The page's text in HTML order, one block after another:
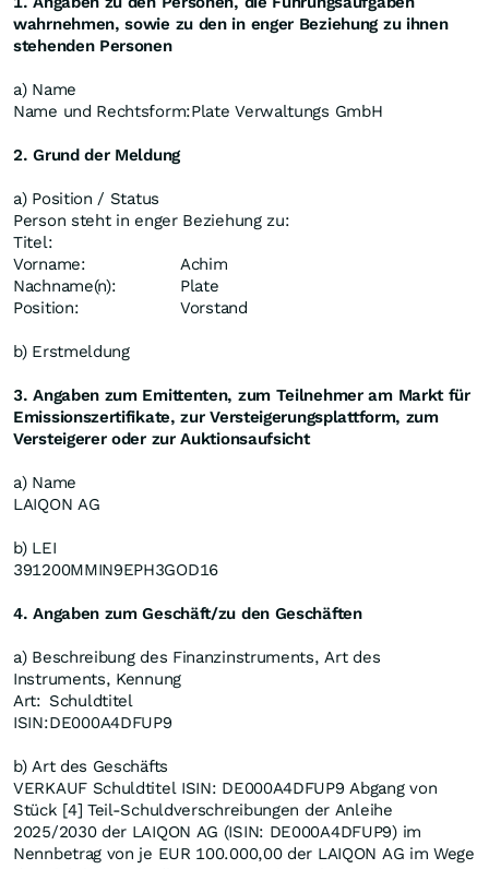
wahrnehmen, sowie zu den in enger Beziehung zu ihnen
stehenden Personen
a) Name
Name und Rechtsform:Plate Verwaltungs GmbH
2. Grund der Meldung
a) Position / Status
Person steht in enger Beziehung zu:
Titel:
Vorname:
Achim
Nachname(n):
Plate
Position:
Vorstand
b) Erstmeldung
3. Angaben zum Emittenten, zum Teilnehmer am Markt für
Emissionszertifikate, zur Versteigerungsplattform, zum
Versteigerer oder zur Auktionsaufsicht
a) Name
LAIQON AG
b) LEI
391200MMIN9EPH3GOD16
4. Angaben zum Geschäft/zu den Geschäften
a) Beschreibung des Finanzinstruments, Art des
Instruments, Kennung
Art: Schuldtitel
ISIN:DE000A4DFUP9
b) Art des Geschäfts
VERKAUF Schuldtitel ISIN: DE000A4DFUP9 Abgang von
Stück [4] Teil-Schuldverschreibungen der Anleihe
2025/2030 der LAIQON AG (ISIN: DE000A4DFUP9) im
Nennbetrag von je EUR 100.000,00 der LAIQON AG im Wege